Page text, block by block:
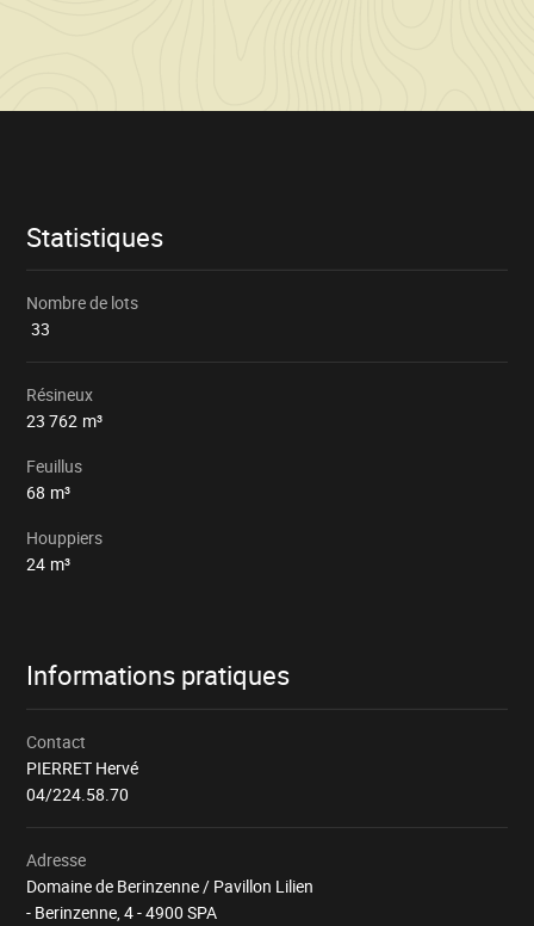
Informations
Statistiques
Nombre de lots
33
Résineux
23 762 m³
Feuillus
68 m³
Houppiers
24 m³
Informations pratiques
Contact
PIERRET Hervé
04/224.58.70
Adresse
Domaine de Berinzenne / Pavillon Lilien
- Berinzenne, 4 - 4900 SPA